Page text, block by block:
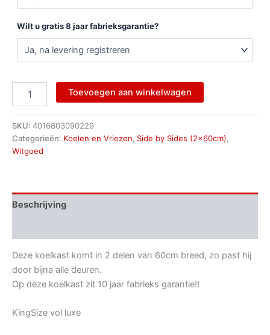
Wilt u gratis 8 jaar fabrieksgarantie?
Toevoegen aan winkelwagen
SKU: 4016803090229
Categorieën: Koelen en Vriezen, Side by Sides (2x60cm),
Witgoed
Beschrijving
Deze koelkast komt in 2 delen van 60cm breed, zo past hij
door bijna alle deuren.
Op deze koelkast zit 10 jaar fabrieks garantie!!
KingSize vol luxe